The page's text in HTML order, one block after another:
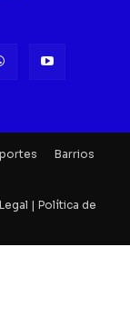
Barrios
| Política de